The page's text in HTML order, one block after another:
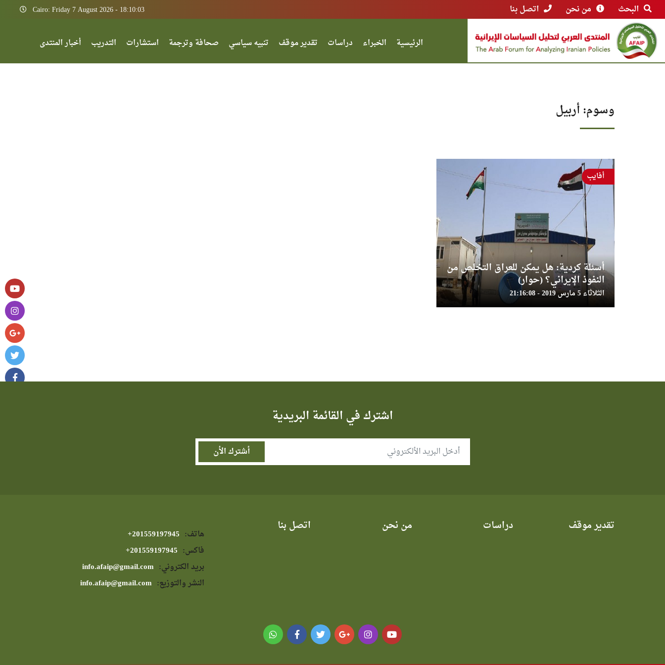
البحث من نحن اتصل بنا Cairo: Friday 7 August 2026 - 18:10:03
الرئيسية الخبراء دراسات تقدير موقف تنبيه سياسي صحافة وترجمة استشارات التدريب أخبار المنتدى
وسوم: أربيل
أسئلة كردية: هل يمكن للعراق التخلص من
النفوذ الإيراني؟ (حوار)
الثلاثاء 5 مارس 2019 - 21:16:08
أفايب
اشترك في القائمة البريدية
تقدير موقف دراسات من نحن اتصل بنا
هاتف:
فاكس:
بريد الكتروني:
النشر والتوزيع: